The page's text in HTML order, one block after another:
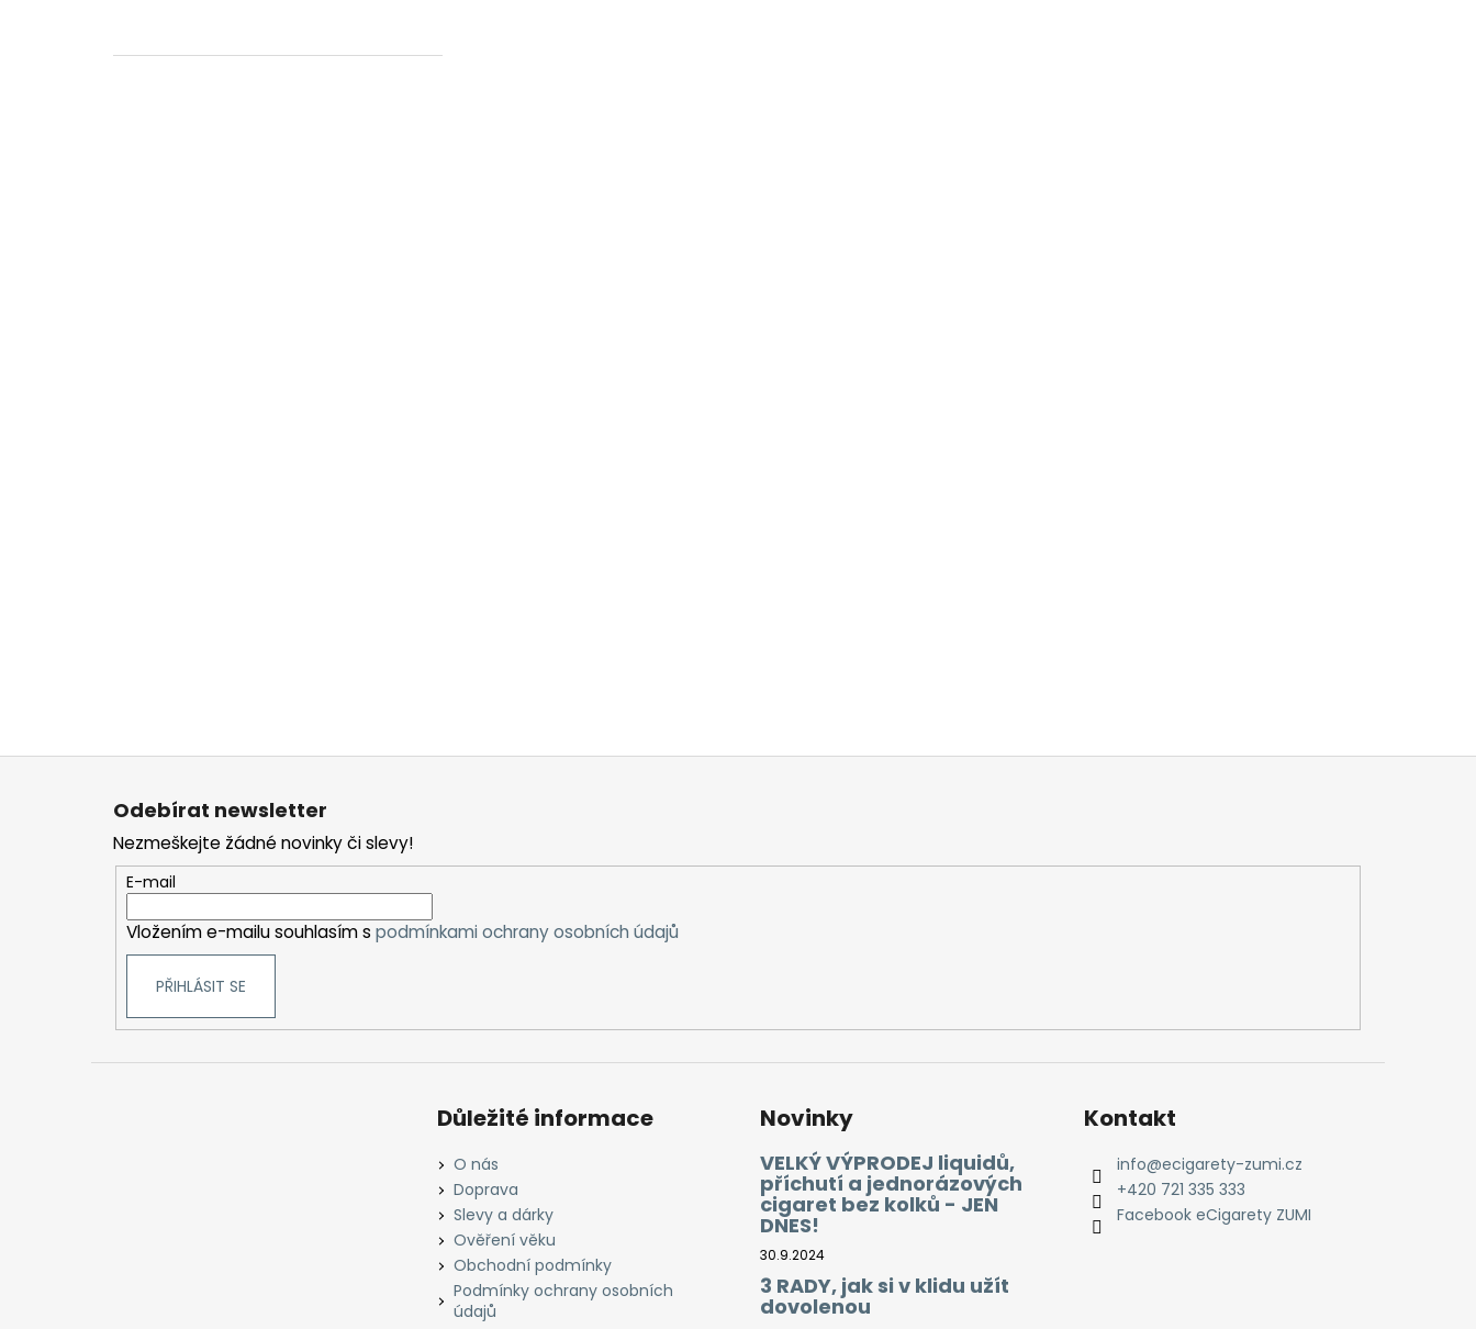
Odebírat newsletter
Nezmeškejte žádné novinky či slevy!
E-mail
Vložením e-mailu souhlasím s podmínkami ochrany osobních údajů
PŘIHLÁSIT SE
Důležité informace
O nás
Doprava
Slevy a dárky
Ověření věku
Obchodní podmínky
Podmínky ochrany osobních
údajů
Novinky
VELKÝ VÝPRODEJ liquidů,
příchutí a jednorázových
cigaret bez kolků - JEN
DNES!
30.9.2024
3 RADY, jak si v klidu užít
dovolenou
Kontakt
info@ecigarety-zumi.cz
+420 721 335 333
Facebook eCigarety ZUMI